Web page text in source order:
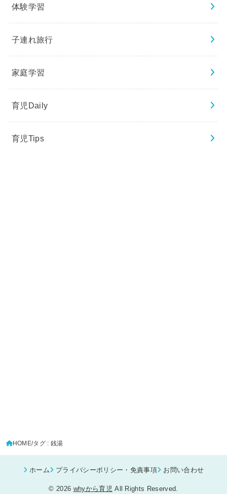
体験学習
子連れ旅行
家庭学習
育児Daily
育児Tips
HOME タグ : 銭湯
ホーム プライバシーポリシー・免責事項 お問い合わせ
© 2026 whyから育児All Rights Reserved.